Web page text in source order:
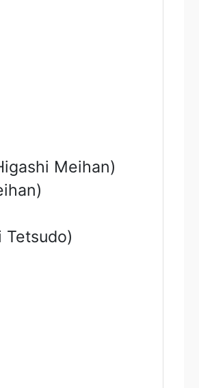
Meihan)
Tetsudo)